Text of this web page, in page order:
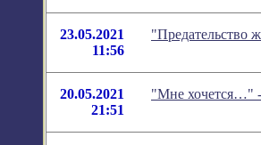
23.05.2021
11:56
"Предательство
20.05.2021
21:51
"Мне хочется…" -